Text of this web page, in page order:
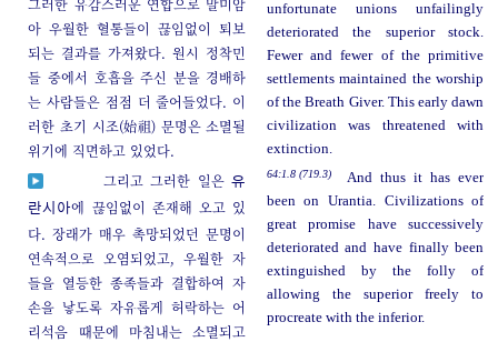
그러한 유감스러운 연합으로 말미암
아 우월한 혈통들이 끊임없이 퇴보
되는 결과를 가져왔다. 원시 정착민
들 중에서 호흡을 주신 분을 경배하
는 사람들은 점점 더 줄어들었다. 이
러한 초기 시조(始祖) 문명은 소멸될
위기에 직면하고 있었다.
unfortunate unions unfailingly
deteriorated the superior stock.
Fewer and fewer of the primitive
settlements maintained the worship
of the Breath Giver. This early dawn
civilization was threatened with
extinction.
그리고 그러한 일은유
란시아에 끊임없이 존재해 오고 있
다. 장래가 매우 촉망되었던 문명이
연속적으로 오염되었고, 우월한 자
들을 열등한 종족들과 결합하여 자
손을 낳도록 자유롭게 허락하는 어
리석음 때문에 마침내는 소멸되고
64:1.8 (719.3)
And thus it has ever
been on Urantia. Civilizations of
great promise have successively
deteriorated and have finally been
extinguished by the folly of
allowing the superior freely to
procreate with the inferior.